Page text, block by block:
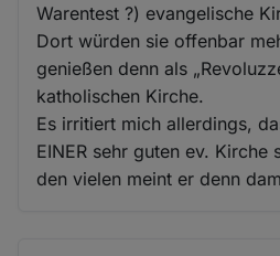
Warentest ?) evangelische
Dort würden sie offenbar
genießen denn als
katholischen Kirche.
Es irritiert mich allerdings,
EINER sehr guten ev. Kirche
den vielen meint er denn